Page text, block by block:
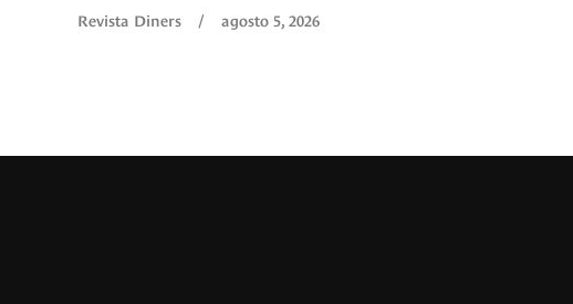
Revista Diners / agosto 5, 2026